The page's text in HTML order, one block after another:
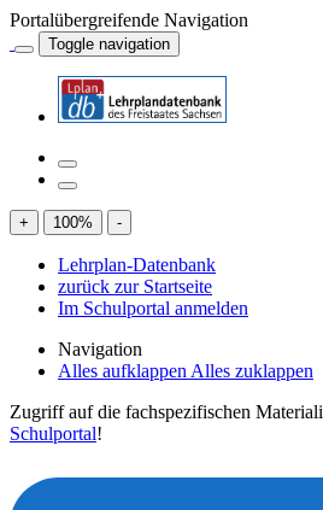
Portalübergreifende Navigation
Toggle navigation
+ 100% -
Lehrplan-Datenbank
zurück zur Startseite
Im Schulportal anmelden
Navigation
Alles aufklappen Alles zuklappen
Zugriff auf die fachspezifischen
Schulportal!